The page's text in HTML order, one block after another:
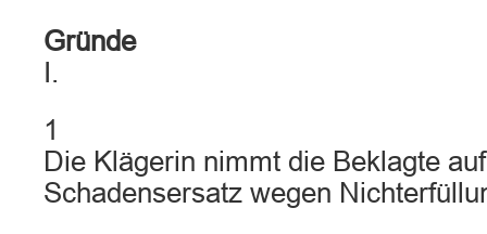
Gründe
I.
1
Die Klägerin nimmt die Beklagte
Schadensersatz wegen